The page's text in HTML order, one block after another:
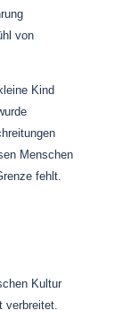
von
Kind
Menschen
fehlt.
Kultur
verbreitet.